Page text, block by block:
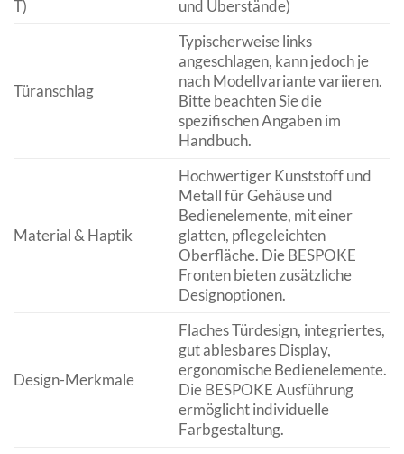
T) und Überstände)
Türanschlag
Typischerweise links
angeschlagen, kann jedoch je
nach Modellvariante variieren.
Bitte beachten Sie die
spezifischen Angaben im
Handbuch.
Material & Haptik
Hochwertiger Kunststoff und
Metall für Gehäuse und
Bedienelemente, mit einer
glatten, pflegeleichten
Oberfläche. Die BESPOKE
Fronten bieten zusätzliche
Designoptionen.
Design-Merkmale
Flaches Türdesign, integriertes,
gut ablesbares Display,
ergonomische Bedienelemente.
Die BESPOKE Ausführung
ermöglicht individuelle
Farbgestaltung.